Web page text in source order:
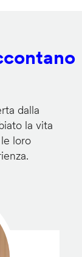
dalla
la vita
loro